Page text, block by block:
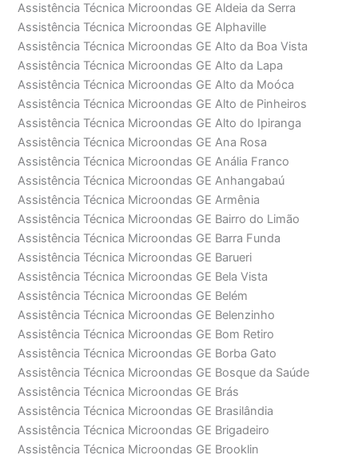
Assistência Técnica Microondas GE Aldeia da Serra
Assistência Técnica Microondas GE Alphaville
Assistência Técnica Microondas GE Alto da Boa Vista
Assistência Técnica Microondas GE Alto da Lapa
Assistência Técnica Microondas GE Alto da Moóca
Assistência Técnica Microondas GE Alto de Pinheiros
Assistência Técnica Microondas GE Alto do Ipiranga
Assistência Técnica Microondas GE Ana Rosa
Assistência Técnica Microondas GE Anália Franco
Assistência Técnica Microondas GE Anhangabaú
Assistência Técnica Microondas GE Armênia
Assistência Técnica Microondas GE Bairro do Limão
Assistência Técnica Microondas GE Barra Funda
Assistência Técnica Microondas GE Barueri
Assistência Técnica Microondas GE Bela Vista
Assistência Técnica Microondas GE Belém
Assistência Técnica Microondas GE Belenzinho
Assistência Técnica Microondas GE Bom Retiro
Assistência Técnica Microondas GE Borba Gato
Assistência Técnica Microondas GE Bosque da Saúde
Assistência Técnica Microondas GE Brás
Assistência Técnica Microondas GE Brasilândia
Assistência Técnica Microondas GE Brigadeiro
Assistência Técnica Microondas GE Brooklin